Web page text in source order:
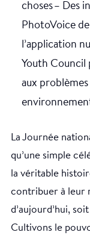
choses – Des
PhotoVoice
l’application
Youth Council
aux problèmes
La Journée
qu’une simple
la véritable
contribuer à leur
d’aujourd’hui,
Cultivons le